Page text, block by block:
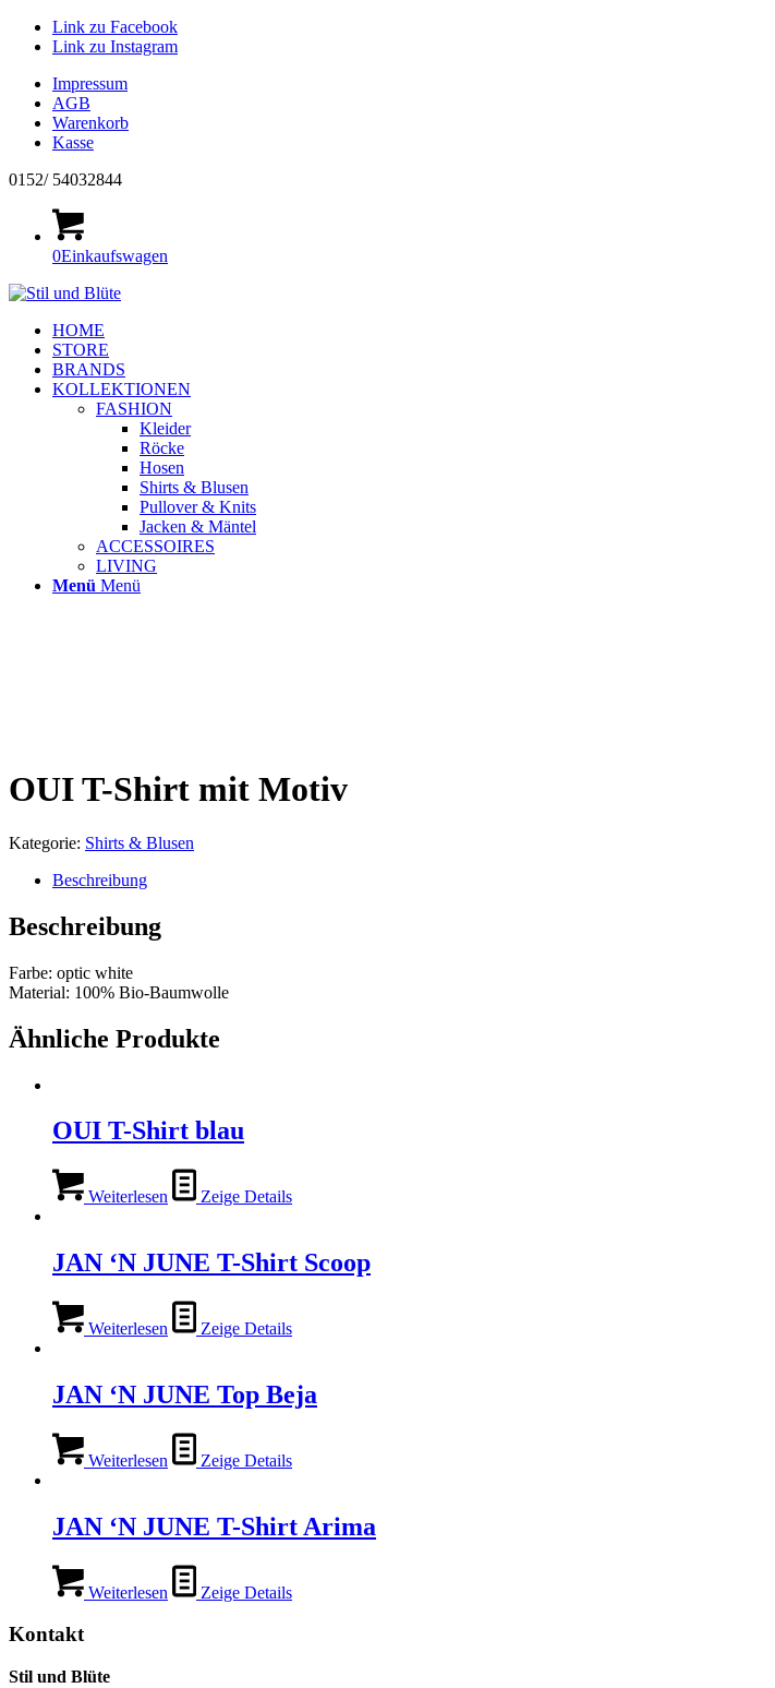
Link zu Facebook
Link zu Instagram
Impressum
AGB
Warenkorb
Kasse
0152/ 54032844
0Einkaufswagen
HOME
STORE
BRANDS
KOLLEKTIONEN
FASHION
Kleider
Röcke
Hosen
Shirts & Blusen
Pullover & Knits
Jacken & Mäntel
ACCESSOIRES
LIVING
Menü Menü
OUI T-Shirt mit Motiv
Kategorie: Shirts & Blusen
Beschreibung
Beschreibung
Farbe: optic white
Material: 100% Bio-Baumwolle
Ähnliche Produkte
OUI T-Shirt blau
Weiterlesen Zeige Details
JAN ‘N JUNE T-Shirt Scoop
Weiterlesen Zeige Details
JAN ‘N JUNE Top Beja
Weiterlesen Zeige Details
JAN ‘N JUNE T-Shirt Arima
Weiterlesen Zeige Details
Kontakt
Stil und Blüte